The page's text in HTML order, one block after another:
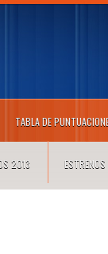
TABLA DE
2013